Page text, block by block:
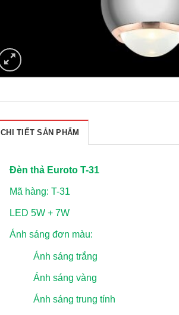
CHI TIẾT SẢN PHẨM
Đèn thả Euroto T-31
Mã hàng: T-31
LED 5W + 7W
Ánh sáng đơn màu:
Ánh sáng trắng
Ánh sáng vàng
Ánh sáng trung tính